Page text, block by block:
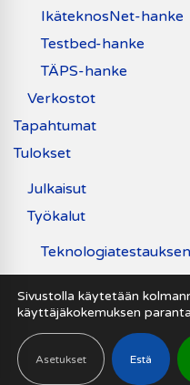
IkäteknosNet-hanke
Testbed-hanke
TÄPS-hanke
Verkostot
Tapahtumat
Tulokset
Julkaisut
Työkalut
Uutiset
Sivustolla käytetään
käyttäjäkokemuksen
Estä
Asetukset